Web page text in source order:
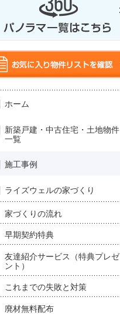
ホーム
新築戸建・中古住宅・土地物件
一覧
施工事例
ライズウェルの家づくり
家づくりの流れ
早期契約特典
友達紹介サービス（特典プレゼ
ント）
これまでの失敗と対策
廃材無料配布